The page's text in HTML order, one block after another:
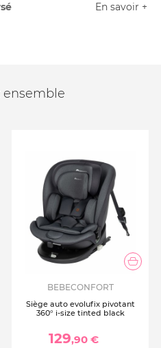
En savoir +
ensemble
BEBECONFORT
Siège auto evolufix pivotant
360° i-size tinted black
129,90 €